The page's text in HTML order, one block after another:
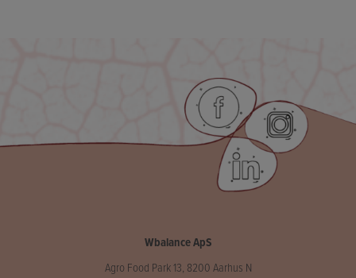
Wbalance ApS
Agro Food Park 13, 8200 Aarhus N